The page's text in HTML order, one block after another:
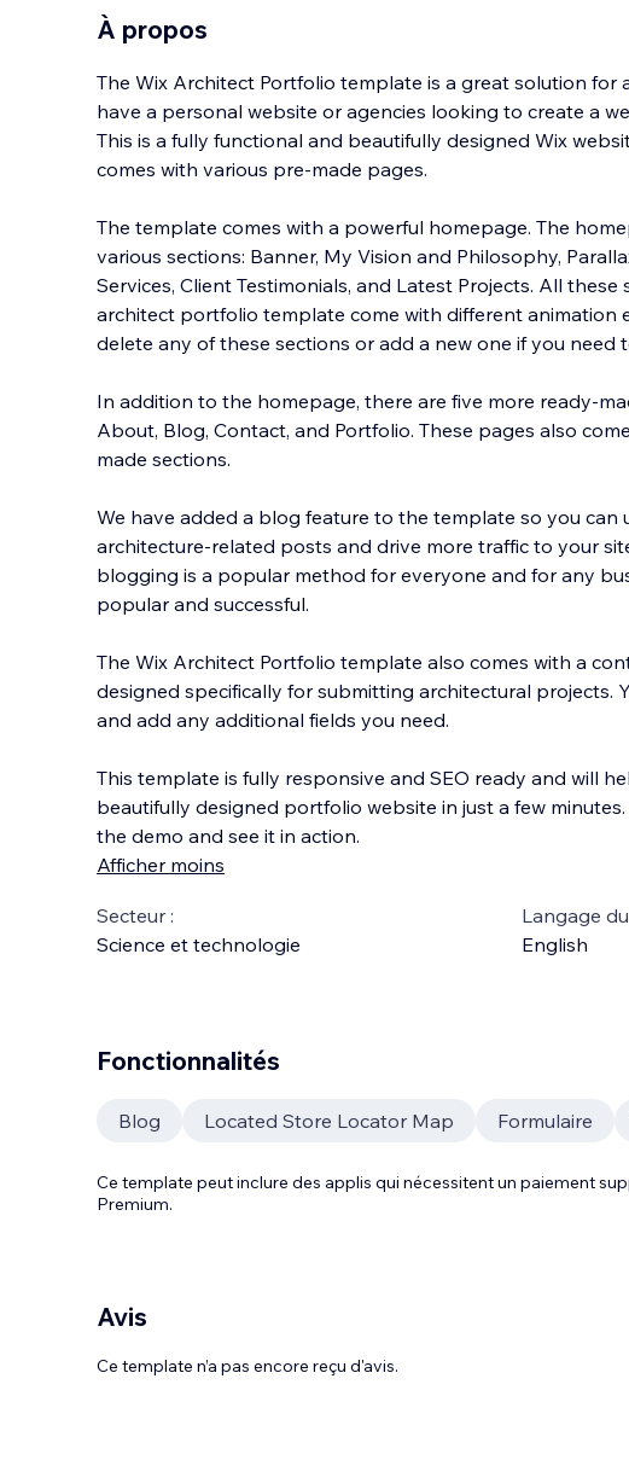
À propos
The Wix Architect Portfolio template is a great solution for
have a personal website or agencies looking to create a
This is a fully functional and beautifully designed Wix
comes with various pre-made pages.
The template comes with a powerful homepage. The
various sections: Banner, My Vision and Philosophy,
Services, Client Testimonials, and Latest Projects. All these
architect portfolio template come with different animation
delete any of these sections or add a new one if you need
In addition to the homepage, there are five more ready-
About, Blog, Contact, and Portfolio. These pages also
made sections.
We have added a blog feature to the template so you can
architecture-related posts and drive more traffic to your
blogging is a popular method for everyone and for any
popular and successful.
The Wix Architect Portfolio template also comes with a
designed specifically for submitting architectural projects.
and add any additional fields you need.
This template is fully responsive and SEO ready and will
beautifully designed portfolio website in just a few
the demo and see it in action.
Afficher moins
Secteur :
Science et technologie
Langage
English
Fonctionnalités
Blog Located Store Locator Map Formulaire
Ce template peut inclure des applis qui nécessitent un paiement
Premium.
Avis
Ce template n’a pas encore reçu d'avis.